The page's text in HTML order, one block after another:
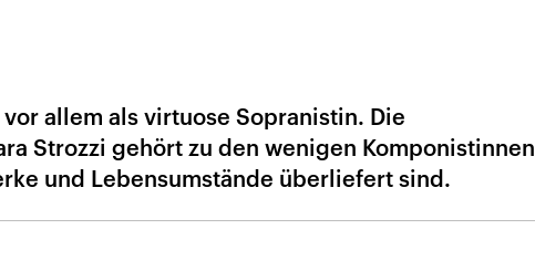
allem als virtuose Sopranistin. Die
Strozzi gehört zu den wenigen Komponistinnen
und Lebensumstände überliefert sind.